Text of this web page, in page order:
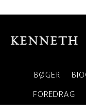
BØGER
FOREDRAG